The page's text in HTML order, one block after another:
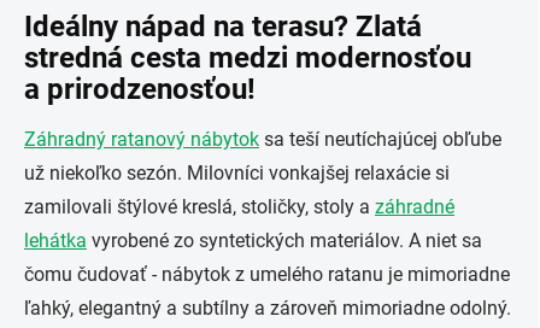
Ideálny nápad na terasu? Zlatá
stredná cesta medzi modernosťou
a prirodzenosťou!
Záhradný ratanový nábytok sa teší neutíchajúcej obľube
už niekoľko sezón. Milovníci vonkajšej relaxácie si
zamilovali štýlové kreslá, stoličky, stoly a záhradné
lehátka vyrobené zo syntetických materiálov. A niet sa
čomu čudovať - ​​nábytok z umelého ratanu je mimoriadne
ľahký, elegantný a subtílny a zároveň mimoriadne odolný.